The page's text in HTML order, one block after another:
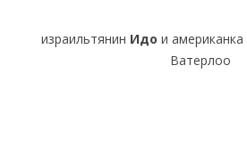
израильтянин Идо и американка
Ватерлоо